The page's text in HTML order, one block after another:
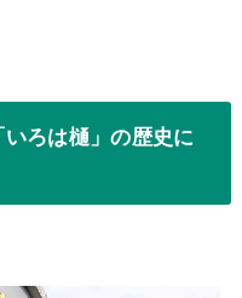
ろは樋」の歴史に